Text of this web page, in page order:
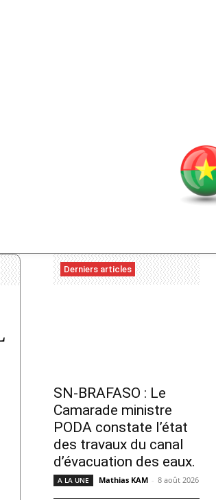
Derniers articles
SN-BRAFASO : Le
Camarade ministre
PODA constate l’état
des travaux du canal
d’évacuation des eaux.
A LA UNE Mathias KAM - 8 août 2026